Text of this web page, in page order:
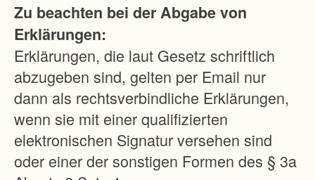
Zu beachten bei der Abgabe von
Erklärungen:
Erklärungen, die laut Gesetz schriftlich
abzugeben sind, gelten per Email nur
dann als rechtsverbindliche Erklärungen,
wenn sie mit einer qualifizierten
elektronischen Signatur versehen sind
oder einer der sonstigen Formen des § 3a